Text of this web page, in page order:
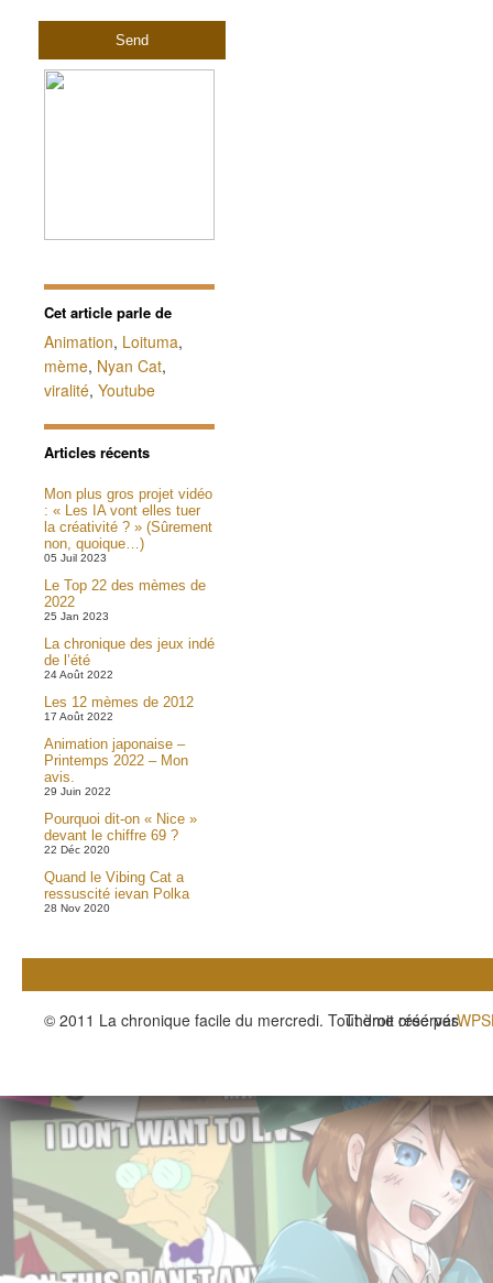
Cet article parle de
Animation, Loituma,
mème, Nyan Cat,
viralité, Youtube
Articles récents
Mon plus gros projet vidéo
: « Les IA vont elles tuer
la créativité ? » (Sûrement
non, quoique…)
05 Juil 2023
Le Top 22 des mèmes de
2022
25 Jan 2023
La chronique des jeux indé
de l’été
24 Août 2022
Les 12 mèmes de 2012
17 Août 2022
Animation japonaise –
Printemps 2022 – Mon
avis.
29 Juin 2022
Pourquoi dit-on « Nice »
devant le chiffre 69 ?
22 Déc 2020
Quand le Vibing Cat a
ressuscité ievan Polka
28 Nov 2020
© 2011 La chronique facile du mercredi. Tout droit réservés.
Thème créé par